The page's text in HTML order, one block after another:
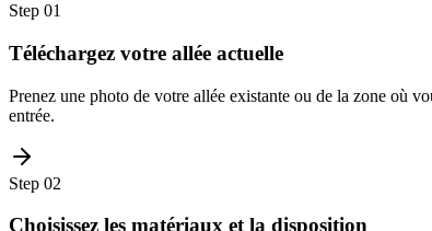
Step 01
Téléchargez votre allée actuelle
Prenez une photo de votre allée existante ou de la zone où
entrée.
Step 02
Choisissez les matériaux et la disposition